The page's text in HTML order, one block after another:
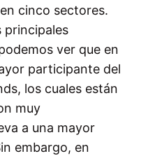
cinco sectores.
principales
ver que en
participante del
los cuales están
muy
a una mayor
embargo, en